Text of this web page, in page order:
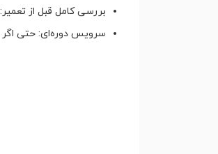
بررسی کامل قبل از
سرویس دوره‌ای: حتی